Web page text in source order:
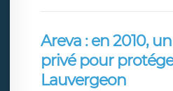
Areva : en 2010,
privé pour
Lauvergeon